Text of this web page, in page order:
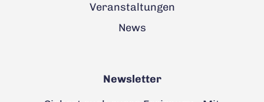
Veranstaltungen
News
Newsletter